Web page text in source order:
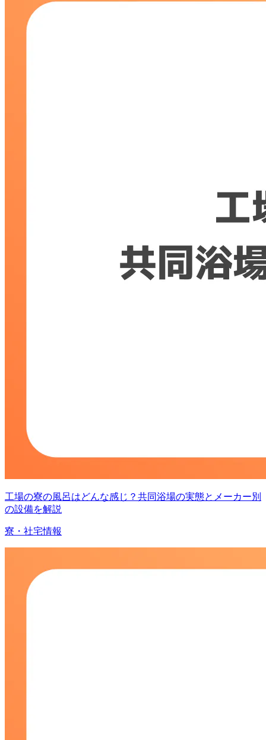
工場の寮の風呂はどんな感じ？共同浴場の実態とメーカー別
の設備を解説
寮・社宅情報